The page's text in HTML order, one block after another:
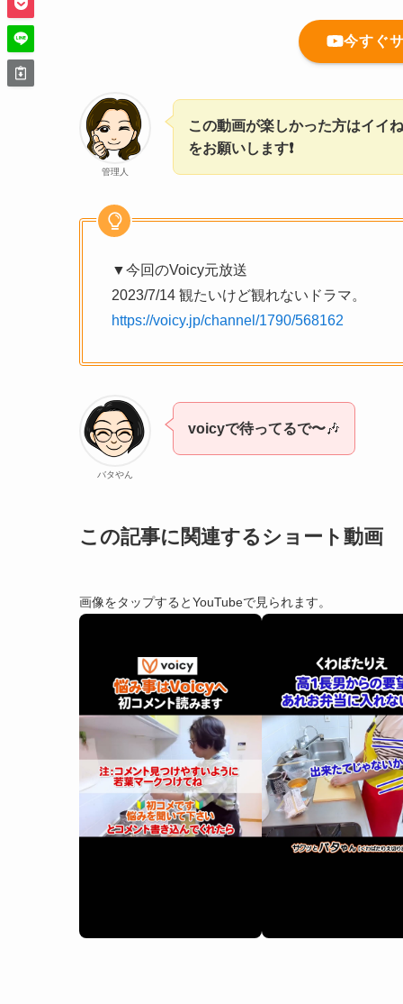
今すぐ
管理人
この動画が楽しかった方はイイ
をお願いします❗
▼今回のVoicy元放送
2023/7/14 観たいけど観れないドラマ。
https://voicy.jp/channel/1790/568162
バタやん
voicyで待ってるで〜🎶
この記事に関連するショート動画
画像をタップするとYouTubeで見られます。